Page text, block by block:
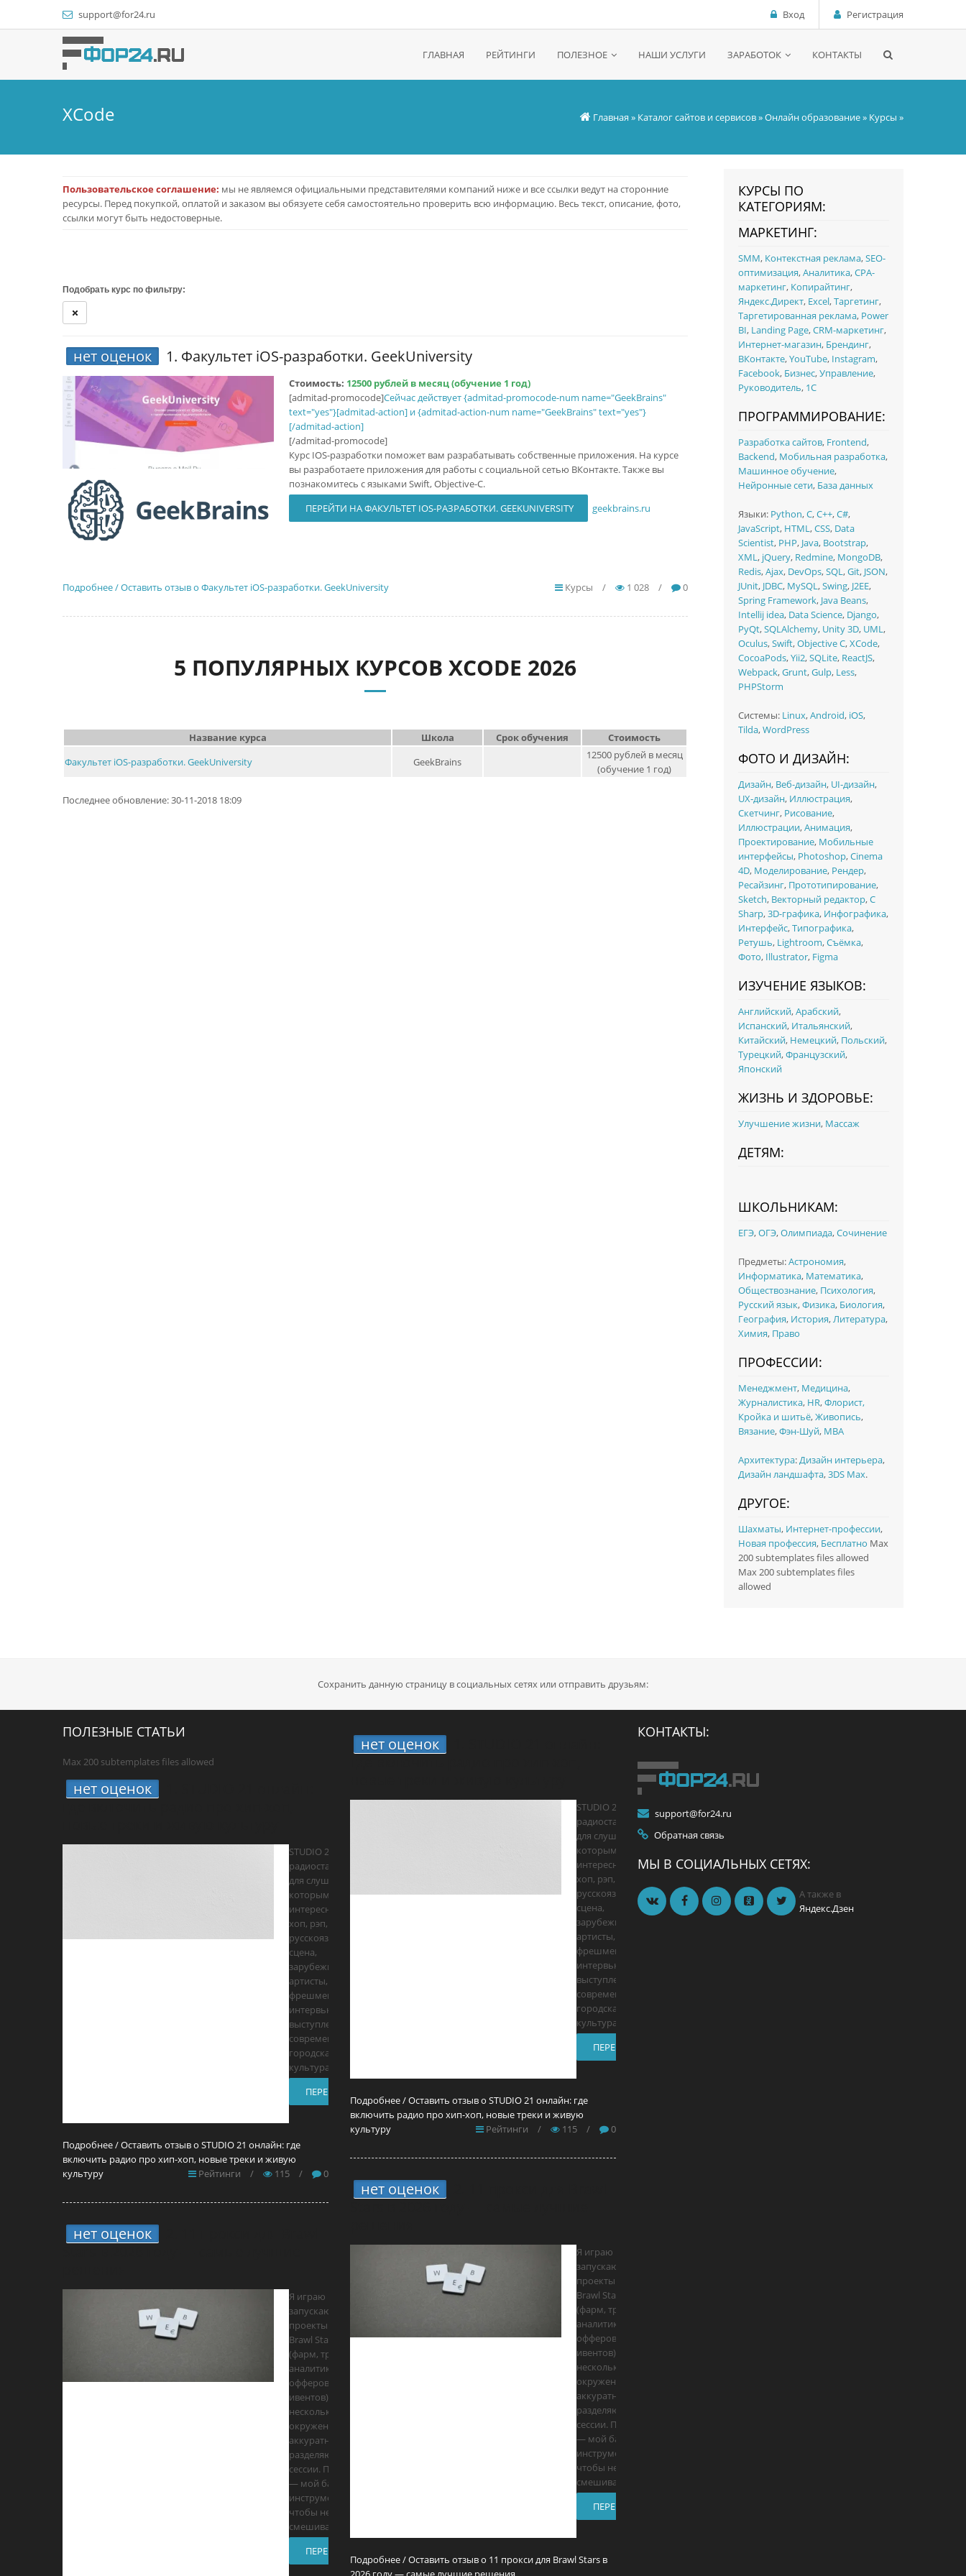
support@for24.ru Вход Регистрация
ГЛАВНАЯ РЕЙТИНГИ ПОЛЕЗНОЕ НАШИ УСЛУГИ ЗАРАБОТОК КОНТАКТЫ
XCode Главная » Каталог сайтов и сервисов»Онлайн образование» Курсы »
Пользовательское соглашение: мы не являемся официальными представителями компаний ниже и все ссылки ведут на сторонние
ресурсы. Перед покупкой, оплатой и заказом вы обязуете себя самостоятельно проверить всю информацию. Весь текст, описание, фото,
ссылки могут быть недостоверные.
Подобрать курс по фильтру:
нет оценок 1. Факультет iOS-разработки. GeekUniversity
Стоимость: 12500 рублей в месяц (обучение 1 год)
[admitad-promocode]Сейчас действует {admitad-promocode-num name="GeekBrains"
text="yes"}[admitad-action] и {admitad-action-num name="GeekBrains" text="yes"}
[/admitad-action]
[/admitad-promocode]
Курс IOS-разработки поможет вам разрабатывать собственные приложения. На курсе
вы разработаете приложения для работы с социальной сетью ВКонтакте. Также вы
познакомитесь с языками Swift, Objective-C.
ПЕРЕЙТИ НА ФАКУЛЬТЕТ IOS-РАЗРАБОТКИ. GEEKUNIVERSITY
geekbrains.ru
Подробнее / Оставить отзыв о Факультет iOS-разработки. GeekUniversity Курсы / 1 028 / 0
5 ПОПУЛЯРНЫХ КУРСОВ XCODE 2026
Название курса Школа Срок обучения
Стоимость
Факультет iOS-разработки. GeekUniversity
GeekBrains
12500 рублей в месяц
(обучение 1 год)
Последнее обновление: 30-11-2018 18:09
КУРСЫ ПО
КАТЕГОРИЯМ:
МАРКЕТИНГ:
SMM, Контекстная реклама,SEO-
оптимизация,Аналитика,CPA-
маркетинг, Копирайтинг,
Яндекс.Директ, Excel,Таргетинг,
Таргетированная реклама, Power
BI, Landing Page,CRM-маркетинг,
Интернет-магазин, Брендинг,
ВКонтакте,YouTube, Instagram,
Facebook, Бизнес,Управление,
Руководитель, 1C
ПРОГРАММИРОВАНИЕ:
Разработка сайтов, Frontend,
Backend, Мобильная разработка,
Машинное обучение,
Нейронные сети, База данных
Языки: Python,C,C++,C#,
JavaScript, HTML,CSS, Data
Scientist, PHP, Java, Bootstrap,
XML, jQuery, Redmine, MongoDB,
Redis,Ajax, DevOps,SQL,Git, JSON,
JUnit, JDBC, MySQL,Swing, J2EE,
Spring Framework, Java Beans,
Intellij idea, Data Science, Django,
PyQt,SQLAlchemy, Unity 3D, UML,
Oculus,Swift,Objective C,XCode,
CocoaPods,Yii2,SQLite, ReactJS,
Webpack,Grunt,Gulp, Less,
PHPStorm
Системы: Linux,Android, iOS,
Tilda,WordPress
ФОТО И ДИЗАЙН:
Дизайн, Веб-дизайн, UI‑дизайн,
UX‑дизайн, Иллюстрация,
Скетчинг, Рисование,
Иллюстрации,Анимация,
Проектирование, Мобильные
интерфейсы, Photoshop,Cinema
4D, Моделирование, Рендер,
Ресайзинг, Прототипирование,
Sketch, Векторный редактор,C
Sharp,3D-графика, Инфографика,
Интерфейс,Типографика,
Ретушь, Lightroom,Съёмка,
Фото, Illustrator, Figma
ИЗУЧЕНИЕ ЯЗЫКОВ:
Английский,Арабский,
Испанский, Итальянский,
Китайский, Немецкий, Польский,
Турецкий,Французский,
Японский
ЖИЗНЬ И ЗДОРОВЬЕ:
Улучшение жизни, Массаж
ДЕТЯМ:
ШКОЛЬНИКАМ:
ЕГЭ,ОГЭ,Олимпиада,Сочинение
Предметы:Астрономия,
Информатика, Математика,
Обществознание, Психология,
Русский язык,Физика, Биология,
География, История,Литература,
Химия, Право
ПРОФЕССИИ:
Менеджмент, Медицина,
Журналистика, HR,Флорист,
Кройка и шитьё,Живопись,
Вязание,Фэн-Шуй, MBA
Архитектура:Дизайн интерьера,
Дизайн ландшафта,3DS Max.
ДРУГОЕ:
Шахматы, Интернет-профессии,
Новая профессия, Бесплатно Max
200 subtemplates files allowed
Max 200 subtemplates files
allowed
Сохранить данную страницу в социальных сетях или отправить друзьям:
ПОЛЕЗНЫЕ СТАТЬИ
Max 200 subtemplates files allowed
нет оценок
STUDIO 21 —
радиостанция
для слушателей,
которым
интересны хип-
хоп, рэп, R&B,
русскоязычная
сцена,
зарубежные
артисты,
фрешмены,
интервью, live-
выступления и
современная
городская
культура. Это
ПЕРЕЙТИ
Подробнее / Оставить отзыв о STUDIO 21 онлайн: где
включить радио про хип-хоп, новые треки и живую
культуру
Рейтинги / 115 / 0
нет оценок
Я играю и
запускаю
проекты вокруг
Brawl Stars
(фарм, трейд,
аналитика
офферов и
ивентов), держу
несколько
окружений и
аккуратно
разделяю
сессии. Прокси
— мой базовый
инструмент,
чтобы не
смешивать
ПЕРЕЙТИ
нет оценок
STUDIO 21 —
радиостанция
для слушателей,
которым
интересны хип-
хоп, рэп, R&B,
русскоязычная
сцена,
зарубежные
артисты,
фрешмены,
интервью, live-
выступления и
современная
городская
культура. Это
ПЕРЕЙТИ
Подробнее / Оставить отзыв о STUDIO 21 онлайн: где
включить радио про хип-хоп, новые треки и живую
культуру
Рейтинги / 115 / 0
нет оценок
Я играю и
запускаю
проекты вокруг
Brawl Stars
(фарм, трейд,
аналитика
офферов и
ивентов), держу
несколько
окружений и
аккуратно
разделяю
сессии. Прокси
— мой базовый
инструмент,
чтобы не
смешивать
ПЕРЕЙТИ
Подробнее / Оставить отзыв о 11 прокси для Brawl Stars в
КОНТАКТЫ:
support@for24.ru
Обратная связь
МЫ В СОЦИАЛЬНЫХ СЕТЯХ:
А также в
Яндекс.Дзен